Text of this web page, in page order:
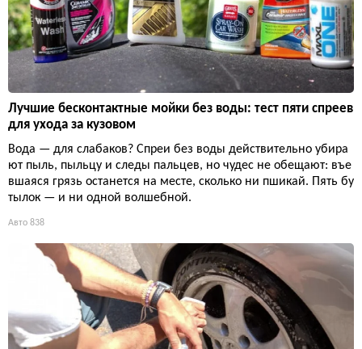
Лучшие бесконтактные мойки без воды: тест пяти спреев
для ухода за кузовом
Вода — для слабаков? Спреи без воды действительно убира
ют пыль, пыльцу и следы пальцев, но чудес не обещают: въе
вшаяся грязь останется на месте, сколько ни пшикай. Пять бу
тылок — и ни одной волшебной.
Авто 838